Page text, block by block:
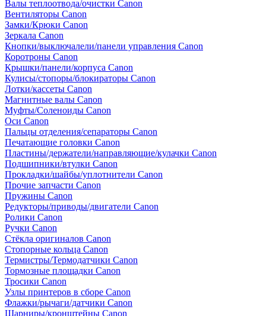
Валы теплоотвода/очистки Canon
Вентиляторы Canon
Замки/Крюки Canon
Зеркала Canon
Кнопки/выключалели/панели управления Canon
Коротроны Canon
Крышки/панели/корпуса Canon
Кулисы/стопоры/блокираторы Canon
Лотки/кассеты Canon
Магнитные валы Canon
Муфты/Соленоиды Canon
Оси Canon
Пальцы отделения/сепараторы Canon
Печатающие головки Canon
Пластины/держатели/направляющие/кулачки Canon
Подшипники/втулки Canon
Прокладки/шайбы/уплотнители Canon
Прочие запчасти Canon
Пружины Canon
Редукторы/приводы/двигатели Canon
Ролики Canon
Ручки Canon
Стёкла оригиналов Canon
Стопорные кольца Canon
Термистры/Термодатчики Canon
Тормозные площадки Canon
Тросики Canon
Узлы принтеров в сборе Canon
Флажки/рычаги/датчики Canon
Шарниры/кронштейны Canon